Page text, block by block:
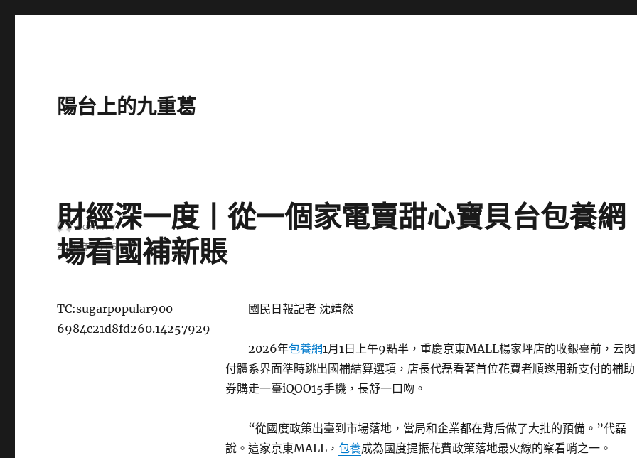
陽台上的九重葛
財經深一度丨從一個家電賣甜心寶貝台包養網
場看國補新賬
國民日報記者 沈靖然
2026年包養網1月1日上午9點半，重慶京東MALL楊家坪店的收銀臺前，云閃
付體系界面準時跳出國補結算選項，店長代磊看著首位花費者順遂用新支付的補助
券購走一臺iQOO15手機，長舒一口吻。
“從國度政策出臺到市場落地，當局和企業都在背后做了大批的預備。”代磊
說。這家京東MALL， 包養成為國度提振花費政策落地最火線的察看哨之一。
TC:sugarpopular900
6984c21d8fd260.14257929
作
者
admin
發
佈
2026 年 2 月 6 日